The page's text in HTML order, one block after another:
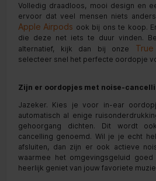
Volledig draadloos, mooi design en
ervoor dat veel mensen niets
Apple Airpods ook bij ons te koop.
die deze net iets te duur vinden.
alternatief, kijk dan bij onze True
selecteer snel het perfecte oordopje
Zijn er oordopjes met noise-
Jazeker. Kies je voor in-ear
automatisch al enige
gehoorgang dichten. Dit wordt
cancelling genoemd. Wil je je echt
afsluiten, dan zijn er ook actieve
waarmee het omgevingsgeluid
heerlijk geniet van jouw favoriete